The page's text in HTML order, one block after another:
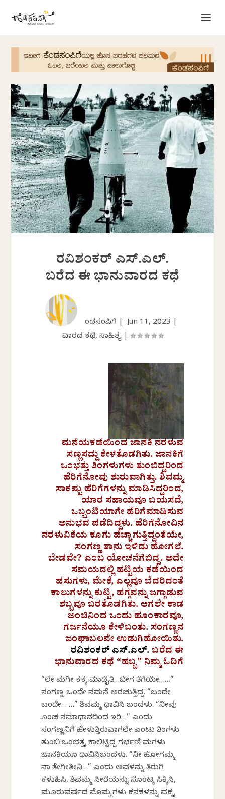
ರವಿಶಂಕರ್ ಎಸ್‌.ಎಲ್.‌
ಬರೆದ ಈ ಭಾನುವಾರದ ಕಥೆ
ಕೆಂಡಸಂಪಿಗೆ |Jun 11, 2023
ವಾರದ ಕಥೆ, ಸಾಹಿತ್ಯ|
ಮನೆಯಕಡೆಯಿಂದ ಜಾನಕಿ ನರಳುವ
ಸಣ್ಣಸದ್ದು ಕೇಳತೊಡಗಿತು. ಜಾನಕಿಗೆ
ಒಂಭತ್ತು ತಿಂಗಳುಗಳು ತುಂಬಿದ್ದರಿಂದ
ಹೆರಿಗೆನೋವು ಶುರುವಾಗಿತ್ತು. ಶಿವಮ್ಮ
ಸಾಕಷ್ಟು ಹೆರಿಗೆಗಳನ್ನು ಮಾಡಿಸಿದ್ದರಿಂದ,
ಯಾರ ಸಹಾಯವೂ ಬಯಸದೆ,
ಒಬ್ಬಂಟಿಯಾಗೇ ಹೆರಿಗೆಮಾಡಿಸುವ
ಅನುಭವ ಪಡೆದಿದ್ದಳು. ಹೆರಿಗೆನೋವಿನ
ನರಳುವಿಕೆಯ ಕೂಗು ಹೆಚ್ಚಾಗುತ್ತಿದ್ದಂತೆಯೇ,
ಸಂಗಣ್ಣ ತಾನು ಇಳಿದು ಹೋಗಲೆ.
ಬೇಡವೇ? ಎಂಬ ಯೋಚನೆಗೆಬಿದ್ದ. ಅದೇ
ಸಮಯದಲ್ಲಿ ಹಟ್ಟಿಯ ಕಡೆಯಿಂದ
ಹಸುಗಳು, ಮೇಕೆ, ಎಲ್ಲವೂ ಬೆದರಿದಂತೆ
ಕಾಲುಗಳನ್ನು ಕುಟ್ಟಿ, ಹಗ್ಗವನ್ನು ಜಗ್ಗಾಡುವ
ಶಬ್ಬವೂ ಬರತೊಡಗಿತು. ಆಗಲೇ ಕಾಡ
ಅಂಚಿನಿಂದ ಒಂದು ಹೂಂಕಾರವೂ,
ಗರ್ಜನೆಯೂ ಕೇಳಿಬಂತು. ಸಂಗಣ್ಣನ
ಜಂಘಾಬಲವೇ ಉಡುಗಿಹೋಯಿತು.
ರವಿಶಂಕರ್ ಎಸ್‌.ಎಲ್.‌ಬರೆದ ಈ
ಭಾನುವಾರದ ಕಥೆ “ಹಬ್ಬ” ನಿಮ್ಮ ಓದಿಗೆ
“ಲೇ ಮಗೀ ಕಕ್ಕ ಮಾಡೈತಿ…ಬೇಗ ತೆಗೆಯೇ……”
ಸಂಗಣ್ಣ ಒಂದೇ ಸಮನೆ ಅರಚುತ್ತಿದ್ದ. “ಬಂದೇ
ಬಂದೇ… …” ಶಿವಮ್ಮ ಧಾವಿಸಿ ಬಂದಳು. “ನೀವು
ಕೊಂಚ ಸಮಾಧಾನದಿಂದ ಇರಿ…” ಎಂದು
ಸಂಗಣ್ಣನಿಗೆ ಹೇಳುತ್ತಿರುವಾಗಲೇ ಎಂಟು ತಿಂಗಳು
ತುಂಬಿ ಒಂಭತ್ತಕ್ಕೆ ಕಾಲಿಟ್ಟಿದ್ದ ಗರ್ಭಣಿ ಮಗಳು
ಜಾನಕಿಯೂ ಧಾವಿಸಿಬಂದಳು. “ನೀ ಹೋಗಮ್ಮ
ನಾ ತೇಗೀತೀನಿ…” ಎಂದು ಅವಳನ್ನು ತಿರುಗಿ
ಕಳುಹಿಸಿ, ಶಿವಮ್ಮ ಸೀರೆಯನ್ನು ಸೊಂಟಕ್ಕೆ ಸಿಕ್ಕಿಸಿ,
ಮೂರುವರ್ಷದ ಮೊಮ್ಮಗಳು ಕನಕಳನ್ನು ಪಕ್ಕಕ್ಕೆ